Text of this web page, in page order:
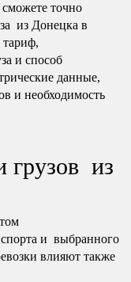
точно
из Донецка в
тариф,
и способ
данные,
и необходимость
грузов из
и выбранного
влияют также